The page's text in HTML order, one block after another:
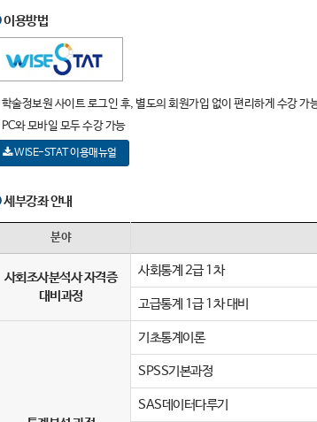
이용방법
학술정보원 사이트 로그인 후, 별도의 회원가입 없이 편리하게 수강 가
PC와 모바일 모두 수강 가능
WISE-STAT 이용매뉴얼
세부강좌 안내
분야
사회조사분석사 자격증
대비과정
사회통계 2급 1차
고급통계 1급 1차 대비
기초통계이론
SPSS기본과정
SAS데이터다루기